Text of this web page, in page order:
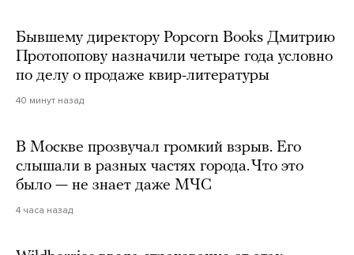
Бывшему директору Popcorn Books Дмитрию
Протопопову назначили четыре года условно
по делу о продаже квир-литературы
40 минут назад
В Москве прозвучал громкий взрыв. Его
слышали в разных частях города. Что это
было — не знает даже МЧС
4 часа назад